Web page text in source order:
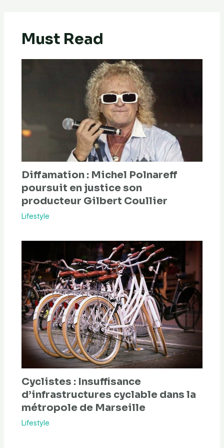
Must Read
Diffamation : Michel Polnareff
poursuit en justice son
producteur Gilbert Coullier
Lifestyle
Cyclistes : Insuffisance
d’infrastructures cyclable dans la
métropole de Marseille
Lifestyle